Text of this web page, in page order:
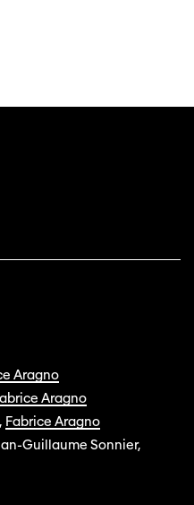
Explorer. Veuillez
navigateur.
Aragno
Aragno
Fabrice Aragno
Guillaume Sonnier,